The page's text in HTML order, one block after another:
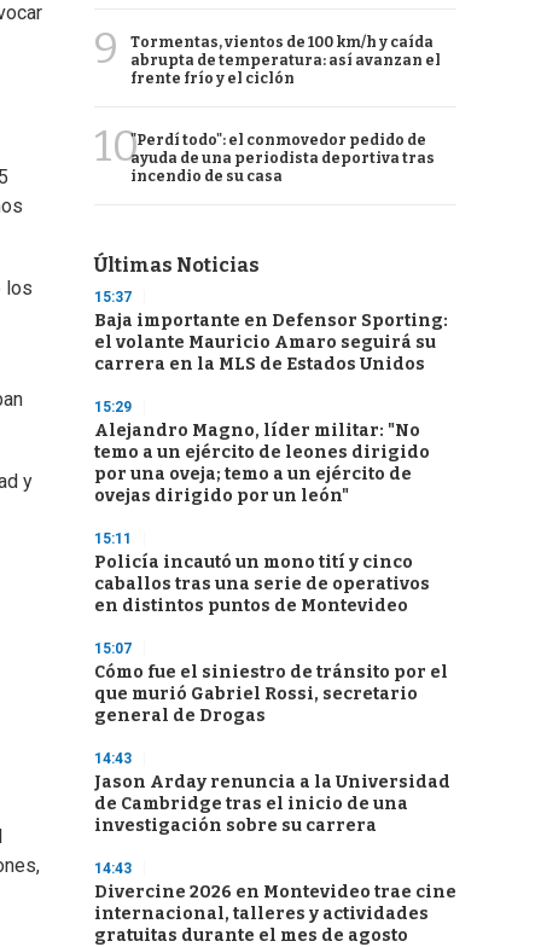
los
y
9
Tormentas, vientos de 100 km/h y caída
abrupta de temperatura: así avanzan el
frente frío y el ciclón
10"Perdí todo": el conmovedor pedido de
ayuda de una periodista deportiva tras
incendio de su casa
Últimas Noticias
15:37
Baja importante en Defensor Sporting:
el volante Mauricio Amaro seguirá su
carrera en la MLS de Estados Unidos
15:29
Alejandro Magno, líder militar: "No
temo a un ejército de leones dirigido
por una oveja; temo a un ejército de
ovejas dirigido por un león"
15:11
Policía incautó un mono tití y cinco
caballos tras una serie de operativos
en distintos puntos de Montevideo
15:07
Cómo fue el siniestro de tránsito por el
que murió Gabriel Rossi, secretario
general de Drogas
14:43
Jason Arday renuncia a la Universidad
de Cambridge tras el inicio de una
investigación sobre su carrera
14:43
Divercine 2026 en Montevideo trae cine
internacional, talleres y actividades
gratuitas durante el mes de agosto